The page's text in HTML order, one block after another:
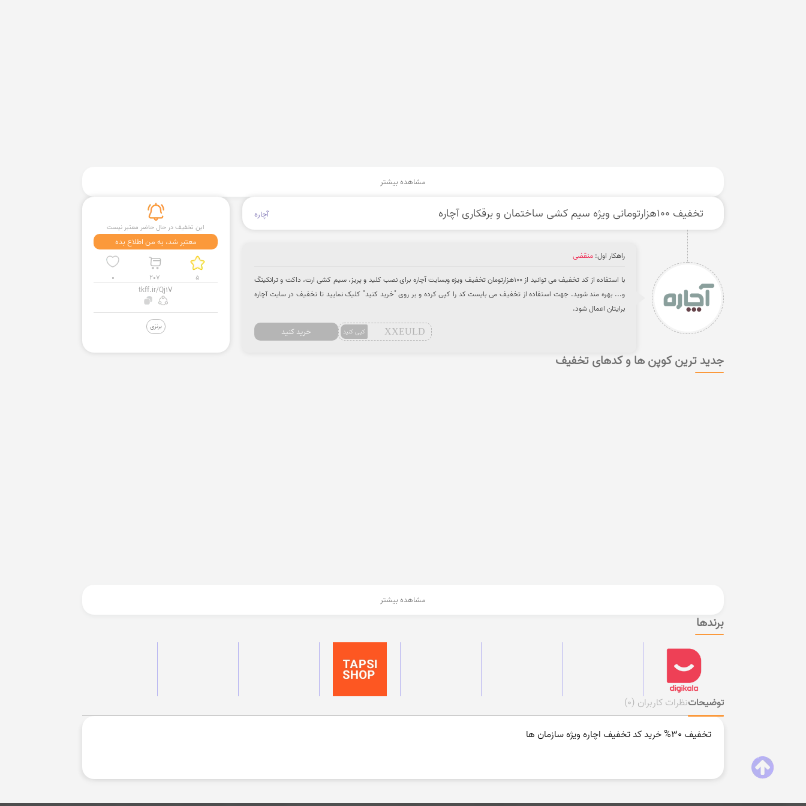
مشاهده بیشتر
تخفیف 100هزارتومانی ویژه سیم کشی ساختمان و برقکاری آچاره آچاره
این تخفیف در حال حاضر معتبر نیست
معتبر شد، به من اطلاع بده
0 207 5
tkff.ir/Qj1V
برنزی
راهکار اول:منقضی
با استفاده از کد تخفیف می توانید از 100هزارتومان تخفیف ویژه وبسایت آچاره برای نصب کلید و پریز، سیم کشی ارت، داکت و ترانکینگ
و... بهره مند شوید. جهت استفاده از تخفیف می بایست کد را کپی کرده و بر روی "خرید کنید" کلیک نمایید تا تخفیف در سایت آچاره
برایتان اعمال شود.
XXEULD کپی کنید خرید کنید
جدید ترین کوپن ها و کدهای تخفیف
مشاهده بیشتر
برندها
توضیحاتنظرات کاربران (0)
تخفیف 30% خرید کد تخفیف اچاره ویژه سازمان ها